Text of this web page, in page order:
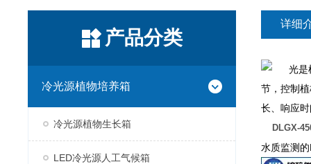
产品分类
冷光源植物培养箱
冷光源植物生长箱
LED冷光源人工气候箱
详细
光是植
节，控制
长、响应
DLGX-
水质监测